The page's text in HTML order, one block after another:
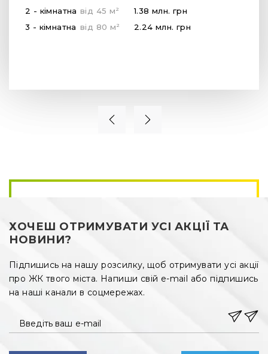
2 - кімнатна від 45 м 2 1.38 млн. грн
3 - кімнатна від 80 м 2 2.24 млн. грн
ХОЧЕШ ОТРИМУВАТИ УСІ АКЦІЇ ТА
НОВИНИ?
Підпишись на нашу розсилку, щоб отримувати усі акції
про ЖК твого міста. Напиши свій e-mail або підпишись
на наші канали в соцмережах.
Введіть ваш e-mail